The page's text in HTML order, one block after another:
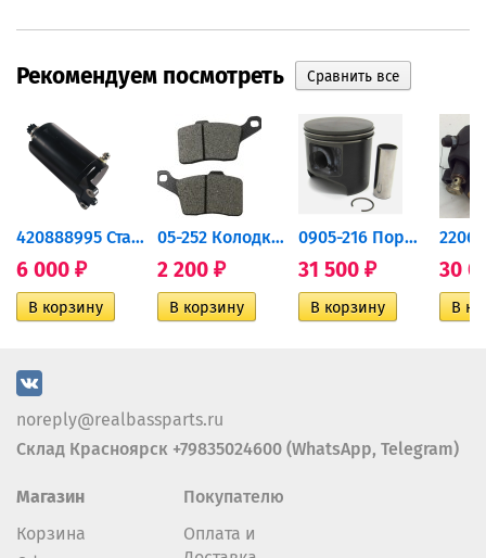
Рекомендуем посмотреть
420888995 Стартер для...
6 000 ₽
05-252 Колодки тормозные...
2 200 ₽
0905-216 Поршень Arctic Cat...
31 500 ₽ 30
noreply@realbassparts.ru
Склад Красноярск +79835024600 (WhatsApp, Telegram)
Магазин
Корзина
Покупателю
Оплата и